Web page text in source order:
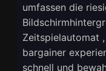
umfassen die
Zeitspielautomat
bargainer
schnell und